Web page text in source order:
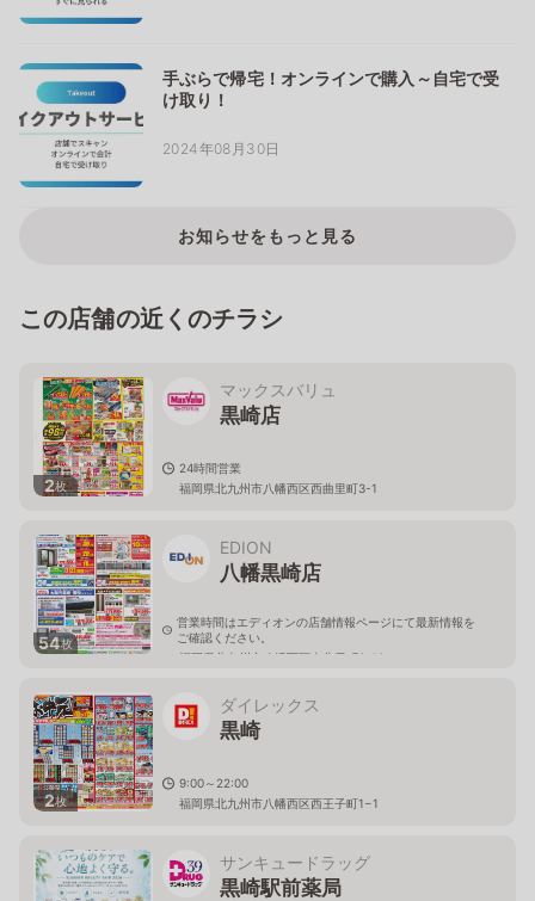
手ぶらで帰宅！オンラインで購入～自宅で受
け取り！
2024年08月30日
お知らせをもっと見る
この店舗の近くのチラシ
2枚
マックスバリュ
黒崎店
24時間営業
福岡県北九州市八幡西区西曲里町3-1
54枚
EDION
八幡黒崎店
営業時間はエディオンの店舗情報ページにて最新情報を
ご確認ください。
福岡県北九州市八幡西区東曲里町2-16
2枚
ダイレックス
黒崎
9:00～22:00
福岡県北九州市八幡西区西王子町1−1
サンキュードラッグ
黒崎駅前薬局